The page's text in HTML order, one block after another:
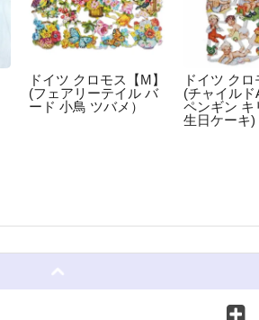
ドイツ クロモス【M】
(フェアリーテイル バ
ード 小鳥 ツバメ）
ドイツ ク
(チャイルド
ペンギン キ
生日ケーキ)